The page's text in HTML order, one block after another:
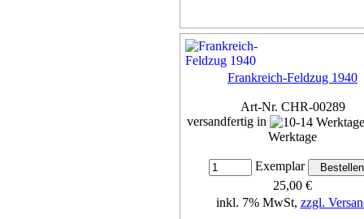
Frankreich-Feldzug 1940
Art-Nr. CHR-00289
versandfertig in
Werktage
Exemplar
25,00 €
inkl. 7% MwSt, zzgl.